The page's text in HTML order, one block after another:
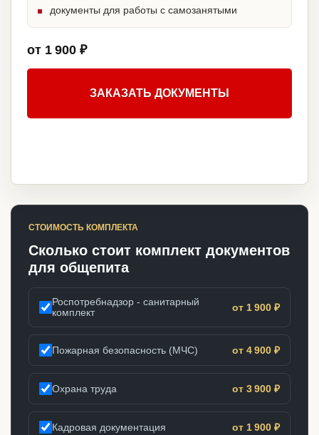
документы для работы с самозанятыми
от 1 900 ₽
ЗАКАЗАТЬ ДОКУМЕНТЫ
СТОИМОСТЬ КОМПЛЕКТА
Сколько стоит комплект документов
для общепита
Роспотребнадзор - санитарный
комплект
от 1 900 ₽
Пожарная безопасность (МЧС) от 4 900 ₽
Охрана труда от 3 900 ₽
Кадровая документация от 1 900 ₽